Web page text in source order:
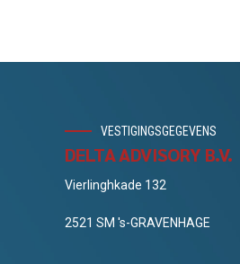
VESTIGINGSGEGEVENS
DELTA ADVISORY B.V.
Vierlinghkade 132
2521 SM 's-GRAVENHAGE